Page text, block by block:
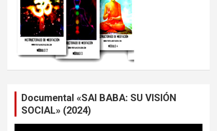
Documental «SAI BABA: SU VISIÓN
SOCIAL» (2024)